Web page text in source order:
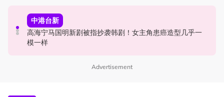
中港台新
网传周杰伦有私生子！杰威尔怒发声明：纯属恶意造谣！
国际星闻
JENNIE认曾因身体自卑！感谢BLACKPINK：我从没迷失
过！
中港台新
高海宁马国明新剧被指抄袭韩剧！女主角患癌造型几乎一
模一样
Advertisement